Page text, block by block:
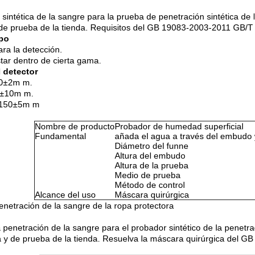
de la sangre para la prueba de penetración sintética
prueba de la tienda. Requisitos del GB 19083-2003-2011 GB/T
la detección.
dentro de cierta gama.
detector
m.
m.
m
Nombre de productoProbador de humedad superficial
Fundamental
añada el agua a través del
Diámetro del funne
Altura del embudo
Altura de la prueba
Medio de prueba
Método de control
Alcance del uso
Máscara quirúrgica
de la sangre de la ropa protectora
penetración de la sangre para el probador sintético de la
de prueba de la tienda. Resuelva la máscara quirúrgica del